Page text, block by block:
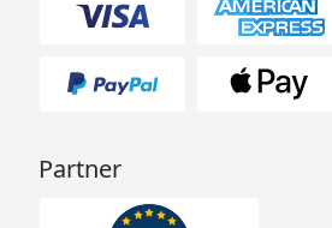
Partner